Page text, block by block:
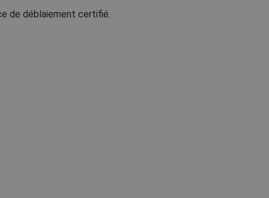
de déblaiement certifié.